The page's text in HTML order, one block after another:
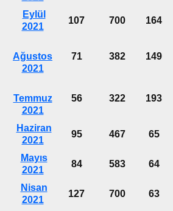
Eylül
2021
107 700 164
Ağustos
2021
71 382 149
Temmuz
2021
56 322 193
Haziran
2021
95 467 65
Mayıs
2021
84 583 64
Nisan
2021
127 700 63